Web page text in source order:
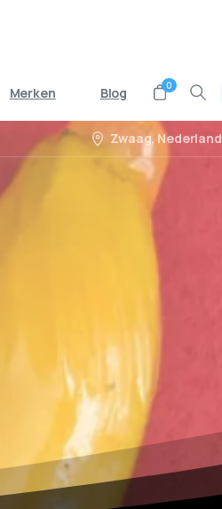
Merken Blog 0
Zwaag, Nederland